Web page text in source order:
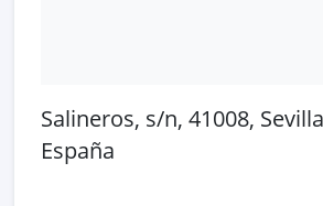
Salineros, s/n, 41008,
España